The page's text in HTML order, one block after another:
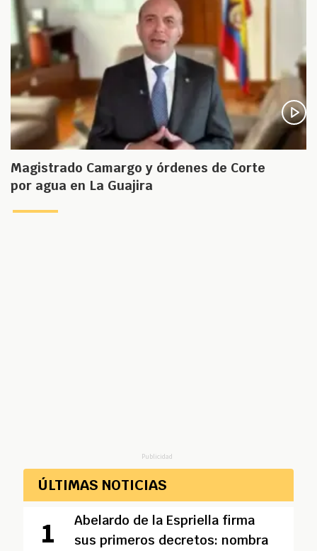
Magistrado Camargo y órdenes de Corte
por agua en La Guajira
Publicidad
ÚLTIMAS NOTICIAS
Abelardo de la Espriella firma
sus primeros decretos: nombra